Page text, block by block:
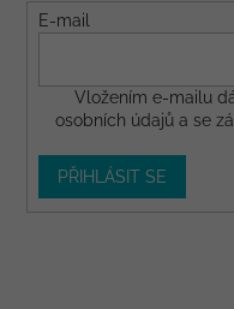
E-mail
Vložením e-mailu
osobních údajů a se
PŘIHLÁSIT SE